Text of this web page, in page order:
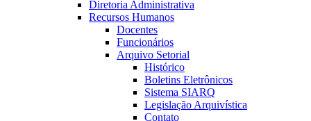
Diretoria Administrativa
Recursos Humanos
Docentes
Funcionários
Arquivo Setorial
Histórico
Boletins Eletrônicos
Sistema SIARQ
Legislação Arquivística
Contato